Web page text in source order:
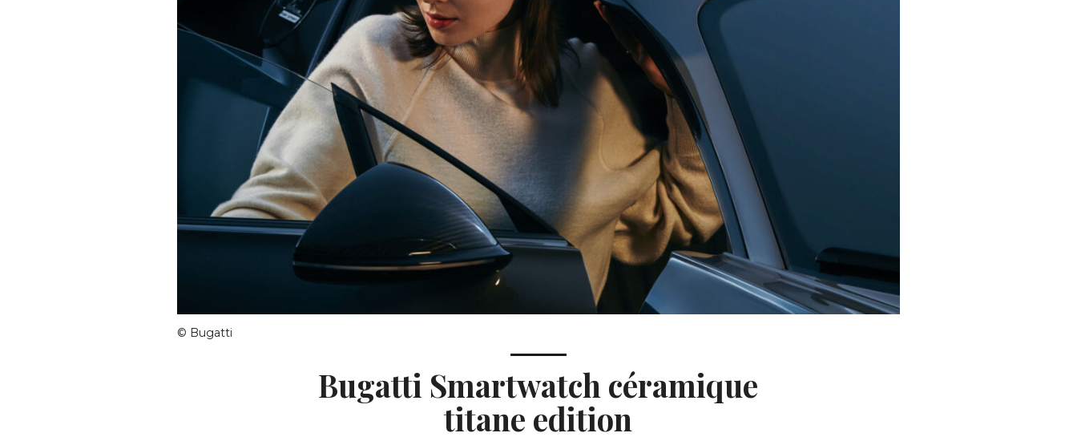
© Bugatti
Bugatti Smartwatch céramique
titane edition